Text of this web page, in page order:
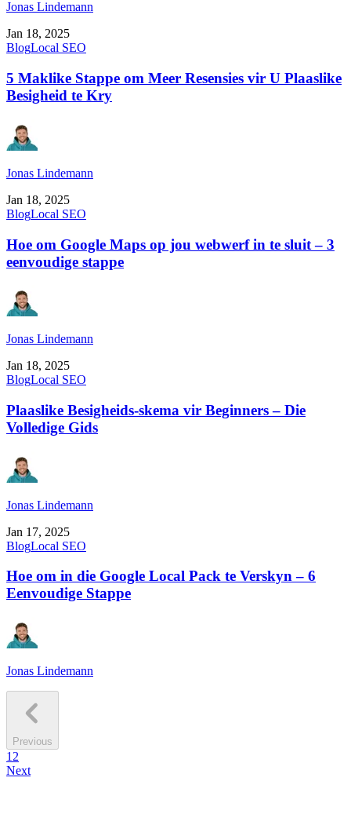
Jonas Lindemann
Jan 18, 2025
BlogLocal SEO
5 Maklike Stappe om Meer Resensies vir U Plaaslike
Besigheid te Kry
Jonas Lindemann
Jan 18, 2025
BlogLocal SEO
Hoe om Google Maps op jou webwerf in te sluit – 3
eenvoudige stappe
Jonas Lindemann
Jan 18, 2025
BlogLocal SEO
Plaaslike Besigheids-skema vir Beginners – Die
Volledige Gids
Jonas Lindemann
Jan 17, 2025
BlogLocal SEO
Hoe om in die Google Local Pack te Verskyn – 6
Eenvoudige Stappe
Jonas Lindemann
Previous
1 2
Next